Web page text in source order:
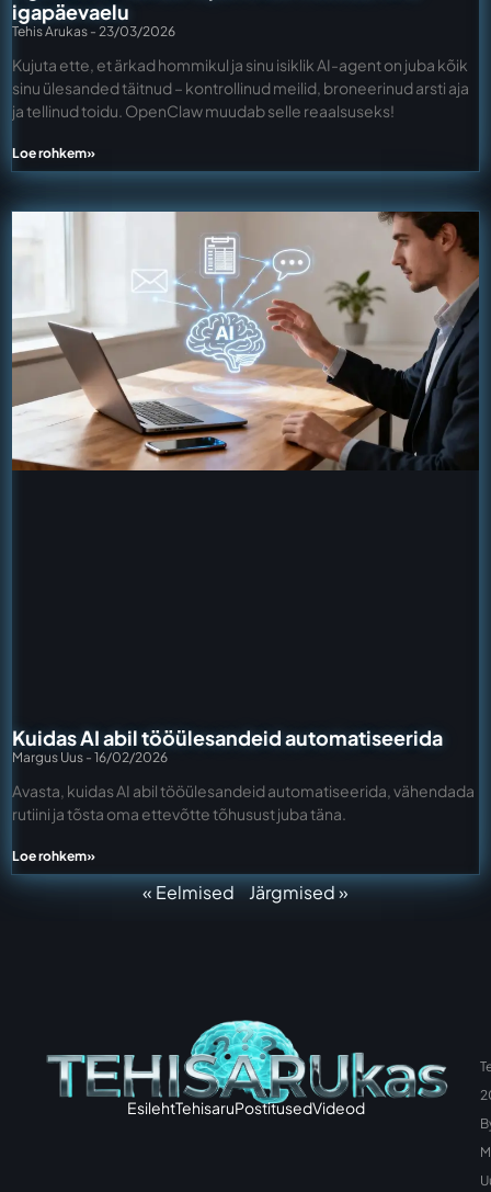
igapäevaelu
Tehis Arukas 23/03/2026
Kujuta ette, et ärkad hommikul ja sinu isiklik AI-agent on juba kõik
sinu ülesanded täitnud – kontrollinud meilid, broneerinud arsti aja
ja tellinud toidu. OpenClaw muudab selle reaalsuseks!
Loe rohkem»
Kuidas AI abil tööülesandeid automatiseerida
Margus Uus 16/02/2026
Avasta, kuidas AI abil tööülesandeid automatiseerida, vähendada
rutiini ja tõsta oma ettevõtte tõhusust juba täna.
Loe rohkem»
« Eelmised Järgmised »
EsilehtTehisaruPostitusedVideod